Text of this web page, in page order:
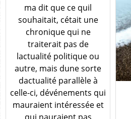
ma dit que ce quil
souhaitait, cétait une
chronique qui ne
traiterait pas de
lactualité politique ou
autre, mais dune sorte
dactualité parallèle à
celle-ci, dévénements qui
mauraient intéressée et